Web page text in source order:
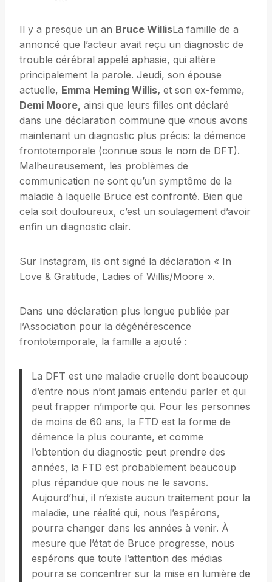
Il y a presque un an Bruce WillisLa famille de a
annoncé que l’acteur avait reçu un diagnostic de
trouble cérébral appelé aphasie, qui altère
principalement la parole. Jeudi, son épouse
actuelle, Emma Heming Willis, et son ex-femme,
Demi Moore, ainsi que leurs filles ont déclaré
dans une déclaration commune que «nous avons
maintenant un diagnostic plus précis: la démence
frontotemporale (connue sous le nom de DFT).
Malheureusement, les problèmes de
communication ne sont qu’un symptôme de la
maladie à laquelle Bruce est confronté. Bien que
cela soit douloureux, c’est un soulagement d’avoir
enfin un diagnostic clair.
Sur Instagram, ils ont signé la déclaration « In
Love & Gratitude, Ladies of Willis/Moore ».
Dans une déclaration plus longue publiée par
l’Association pour la dégénérescence
frontotemporale, la famille a ajouté :
La DFT est une maladie cruelle dont beaucoup
d’entre nous n’ont jamais entendu parler et qui
peut frapper n’importe qui. Pour les personnes
de moins de 60 ans, la FTD est la forme de
démence la plus courante, et comme
l’obtention du diagnostic peut prendre des
années, la FTD est probablement beaucoup
plus répandue que nous ne le savons.
Aujourd’hui, il n’existe aucun traitement pour la
maladie, une réalité qui, nous l’espérons,
pourra changer dans les années à venir. À
mesure que l’état de Bruce progresse, nous
espérons que toute l’attention des médias
pourra se concentrer sur la mise en lumière de